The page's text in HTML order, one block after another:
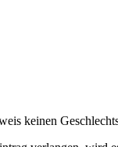
keinen